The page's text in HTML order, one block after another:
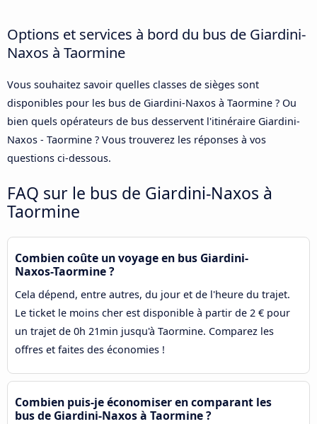
Options et services à bord du bus de Giardini-
Naxos à Taormine
Vous souhaitez savoir quelles classes de sièges sont
disponibles pour les bus de Giardini-Naxos à Taormine ? Ou
bien quels opérateurs de bus desservent l'itinéraire Giardini-
Naxos - Taormine ? Vous trouverez les réponses à vos
questions ci-dessous.
FAQ sur le bus de Giardini-Naxos à
Taormine
Combien coûte un voyage en bus Giardini-
Naxos-Taormine ?
Cela dépend, entre autres, du jour et de l'heure du trajet.
Le ticket le moins cher est disponible à partir de 2 € pour
un trajet de 0h 21min jusqu'à Taormine. Comparez les
offres et faites des économies !
Combien puis-je économiser en comparant les
bus de Giardini-Naxos à Taormine ?